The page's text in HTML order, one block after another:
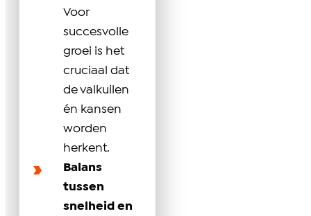
Voor
succesvolle
groei is het
cruciaal dat
de valkuilen
én kansen
worden
herkent.
Balans
tussen
snelheid en